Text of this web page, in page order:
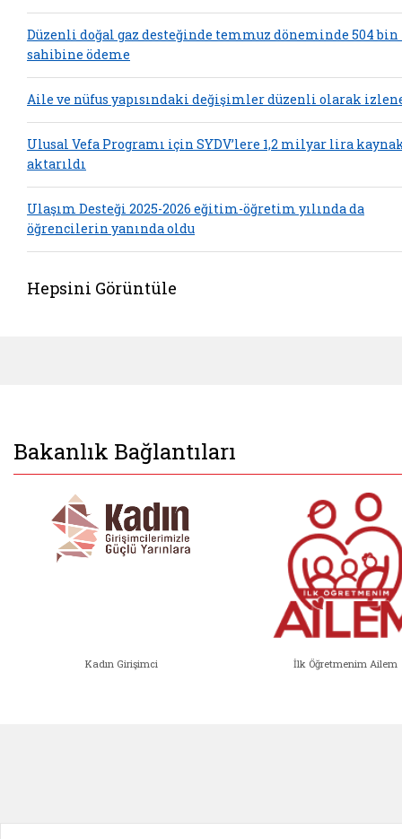
Düzenli doğal gaz desteğinde temmuz döneminde 504
sahibine ödeme
Aile ve nüfus yapısındaki değişimler düzenli olarak
Ulusal Vefa Programı için SYDV’lere 1,2 milyar lira
aktarıldı
Ulaşım Desteği 2025-2026 eğitim-öğretim yılında da
öğrencilerin yanında oldu
Hepsini Görüntüle
Bakanlık Bağlantıları
Kadın Girişimci İlk Öğretmenim Ailem